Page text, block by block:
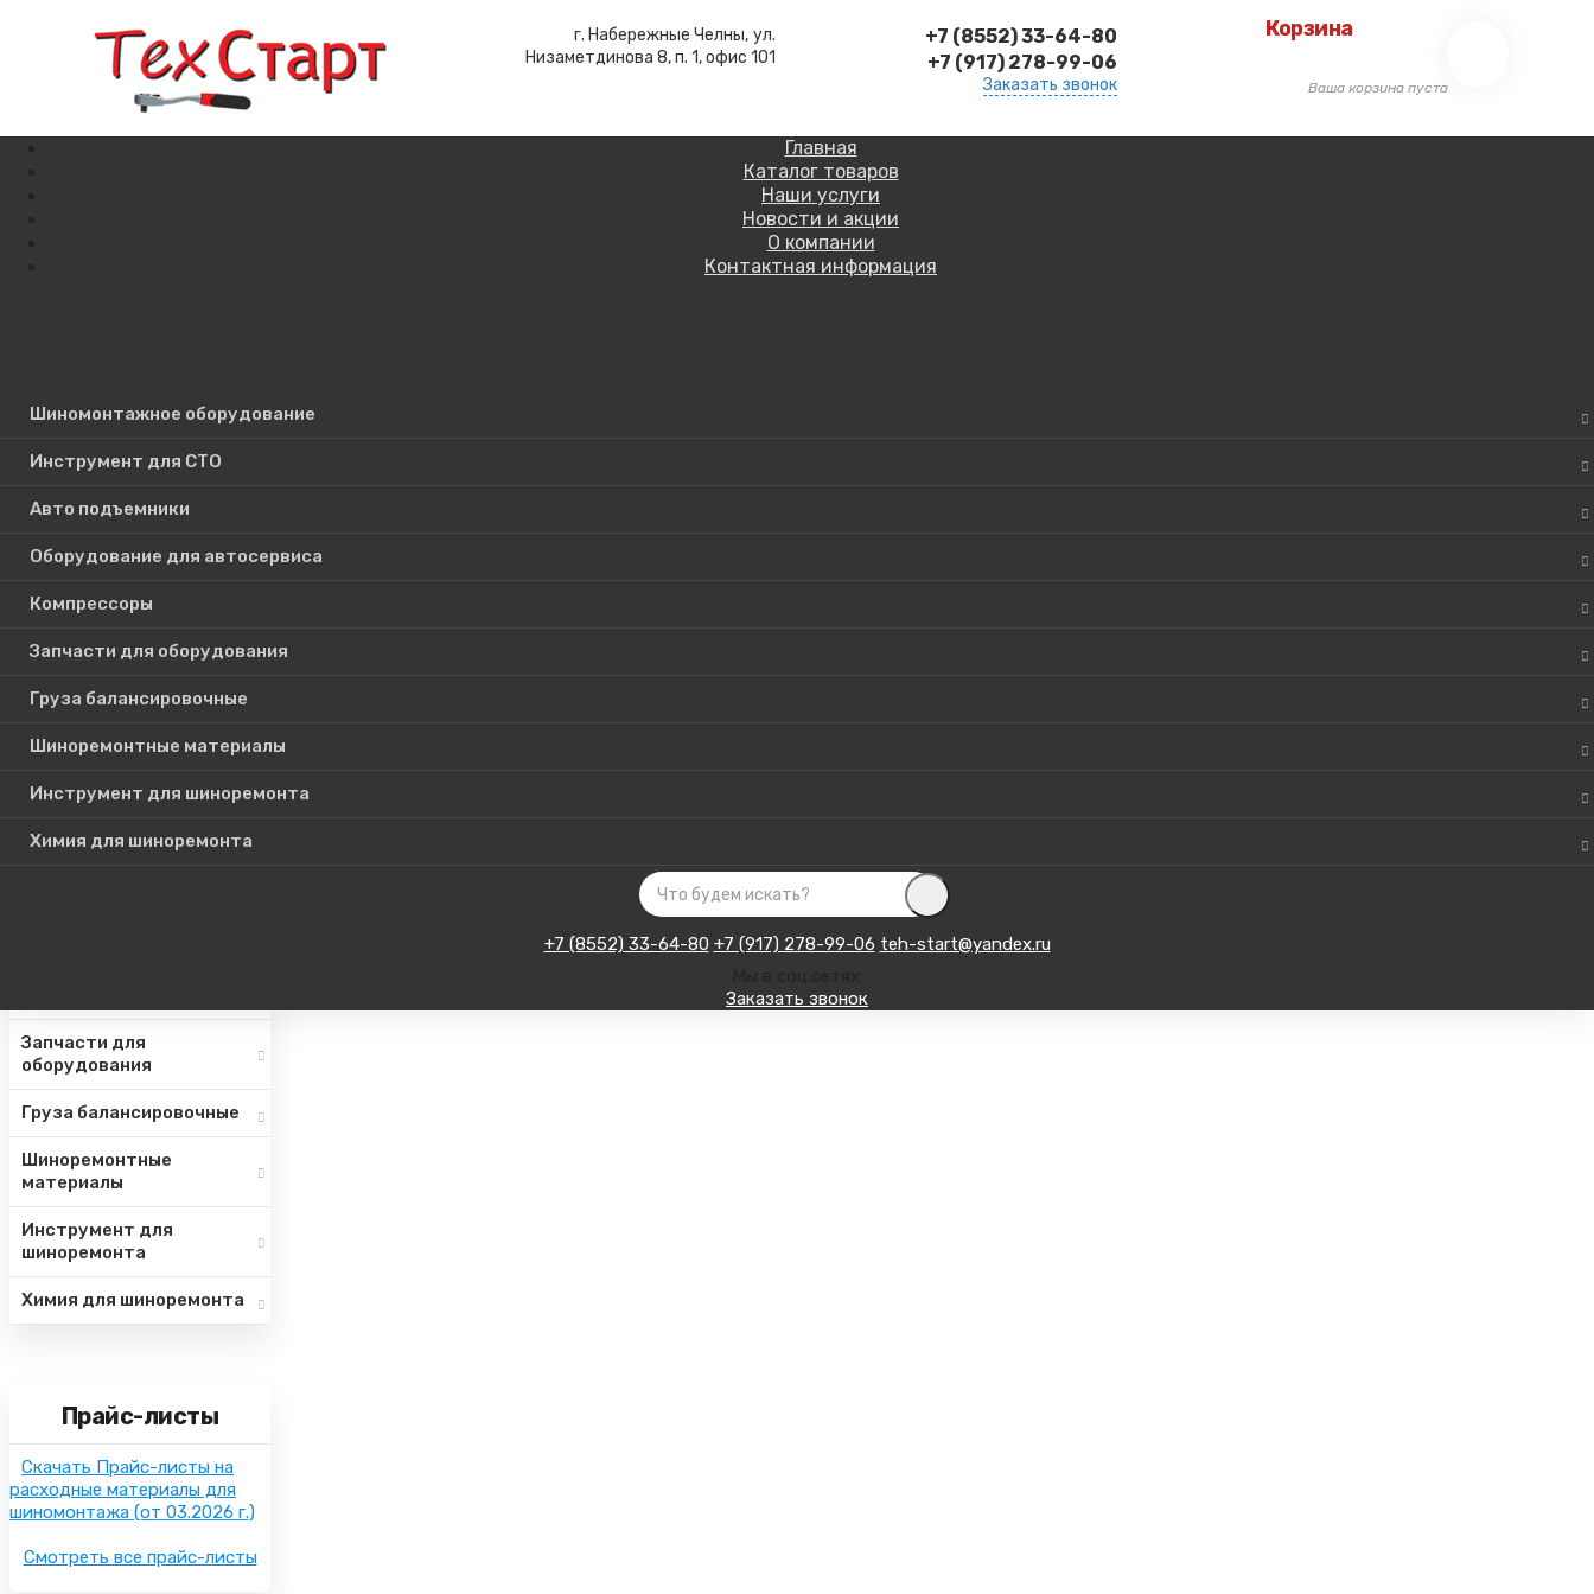
г. Набережные Челны, ул.
Низаметдинова 8, п. 1, офис 101
+7 (8552) 33-64-80
+7 (917) 278-99-06
Заказать звонок
Корзина
Ваша корзина пуста
Главная
Каталог товаров
Наши услуги
Новости и акции
О компании
Контактная информация
Шиномонтажное оборудование
Инструмент для СТО
Авто подъемники
Оборудование для автосервиса
Компрессоры
Запчасти для оборудования
Груза балансировочные
Шиноремонтные материалы
Инструмент для шиноремонта
Химия для шиноремонта
+7 (8552) 33-64-80 +7 (917) 278-99-06 teh-start@yandex.ru
Заказать звонок
Поиск по сайту
Каталог
Шиномонтажное
оборудование
Инструмент для СТО
Запчасти для
оборудования
Груза балансировочные
Шиноремонтные
материалы
Инструмент для
шиноремонта
Химия для шиноремонта
Прайс-листы
Скачать Прайс-листы на
расходные материалы для
шиномонтажа (от 03.2026 г.)
Смотреть все прайс-листы